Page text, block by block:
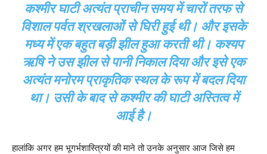
कश्मीर घाटी अत्यंत प्राचीन समय में चारों तरफ से
विशाल पर्वत श्रखलाओं से घिरी हुई थी। और इसके
मध्य में एक बहुत बड़ी झील हुआ करती थी। कश्यप
ऋषि ने उस झील से पानी निकाल दिया और इसे एक
अत्यंत मनोरम प्राकृतिक स्‍थल के रूप में बदल दिया
था। उसी के बाद से कश्मीर की घाटी अस्तित्व में
आई है।
हालांकि अगर हम भूगर्भशास्त्रियों की माने तो उनके अनुसार आज जिसे हम